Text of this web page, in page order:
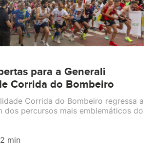
para a Generali
Corrida do Bombeiro
Corrida do Bombeiro regressa a
dos percursos mais emblemáticos do
2 min